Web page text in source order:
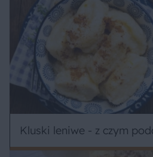
Kluski leniwe - z czym